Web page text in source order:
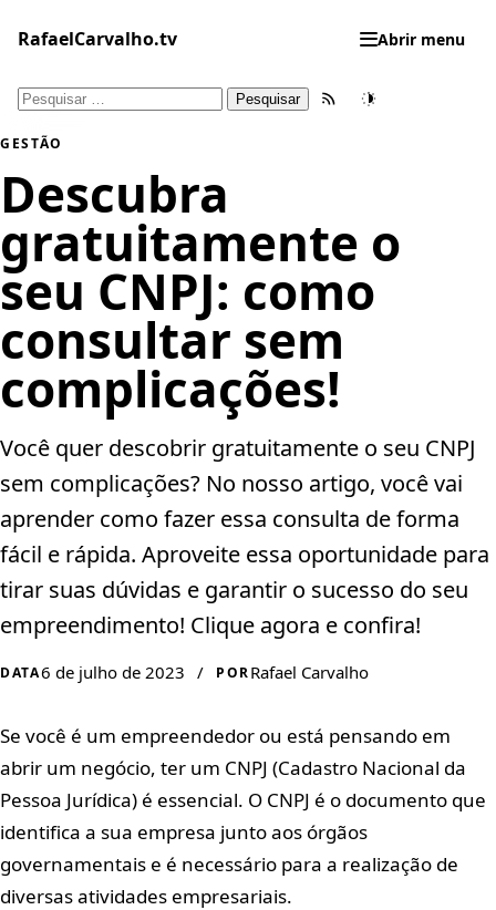
para
conteúdo
RafaelCarvalho.tv Abrir menu
Pesquisar
Feed RSSTema
GESTÃO
Descubra
gratuitamente o
seu CNPJ: como
consultar sem
complicações!
Você quer descobrir gratuitamente o seu CNPJ
sem complicações? No nosso artigo, você vai
aprender como fazer essa consulta de forma
fácil e rápida. Aproveite essa oportunidade para
tirar suas dúvidas e garantir o sucesso do seu
empreendimento! Clique agora e confira!
DATA6 de julho de 2023 / PORRafael Carvalho
Se você é um empreendedor ou está pensando em
abrir um negócio, ter um CNPJ (Cadastro Nacional da
Pessoa Jurídica) é essencial. O CNPJ é o documento que
identifica a sua empresa junto aos órgãos
governamentais e é necessário para a realização de
diversas atividades empresariais.